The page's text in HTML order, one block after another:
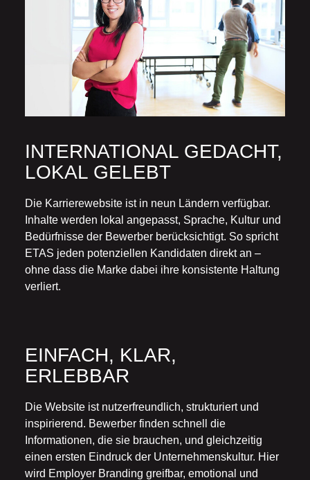
INTERNATIONAL GEDACHT,
LOKAL GELEBT
Die Karrierewebsite ist in neun Ländern verfügbar.
Inhalte werden lokal angepasst, Sprache, Kultur und
Bedürfnisse der Bewerber berücksichtigt. So spricht
ETAS jeden potenziellen Kandidaten direkt an –
ohne dass die Marke dabei ihre konsistente Haltung
verliert.
EINFACH, KLAR,
ERLEBBAR
Die Website ist nutzerfreundlich, strukturiert und
inspirierend. Bewerber finden schnell die
Informationen, die sie brauchen, und gleichzeitig
einen ersten Eindruck der Unternehmenskultur. Hier
wird Employer Branding greifbar, emotional und